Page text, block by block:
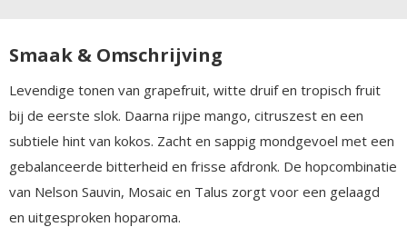
Smaak & Omschrijving
Levendige tonen van grapefruit, witte druif en tropisch fruit
bij de eerste slok. Daarna rijpe mango, citruszest en een
subtiele hint van kokos. Zacht en sappig mondgevoel met een
gebalanceerde bitterheid en frisse afdronk. De hopcombinatie
van Nelson Sauvin, Mosaic en Talus zorgt voor een gelaagd
en uitgesproken hoparoma.